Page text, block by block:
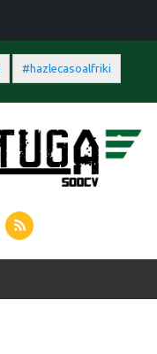
#hazlecasoalfriki